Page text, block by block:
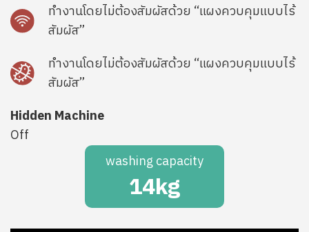
SVG
ทำงานโดยไม่ต้องสัมผัสด้วย “แผงควบคุมแบบไร้
สัมผัส”
SVG
ทำงานโดยไม่ต้องสัมผัสด้วย “แผงควบคุมแบบไร้
สัมผัส”
Hidden Machine
Off
washing capacity
14kg